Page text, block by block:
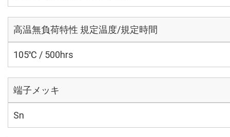
高温無負荷特性 規定温度/規定時間
105℃ / 500hrs
端子メッキ
Sn